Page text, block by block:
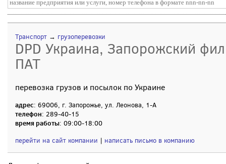
Транспорт → грузоперевозки
DPD Украина, Запорожский
ПАТ
перевозка грузов и посылок по Украине
адрес: 69006, г. Запорожье, ул. Леонова, 1-А
телефон: 289-40-15
время работы: 09:00-18:00
перейти на сайт компании | написать письмо в компанию